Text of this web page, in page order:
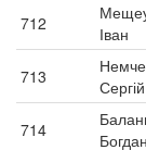
712
Іван
713
Сергій
714
Богдан